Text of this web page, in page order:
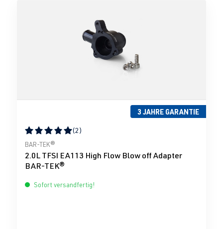
3 JAHRE GARANTIE
Durchschnittliche Bewertung von 5 von 5 Sternen
(2)
BAR-TEK®
2.0L TFSI EA113 High Flow Blow off Adapter
BAR-TEK®
Sofort versandfertig!